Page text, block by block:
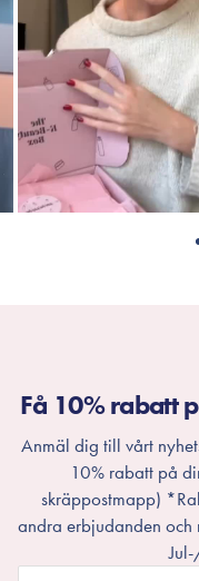
Få 10% rabatt
Anmäl dig till vårt
10% rabatt på
skräppostmapp)
andra erbjudanden och